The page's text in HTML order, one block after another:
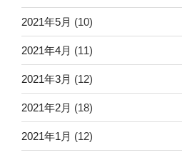
2021年5月 (10)
2021年4月 (11)
2021年3月 (12)
2021年2月 (18)
2021年1月 (12)